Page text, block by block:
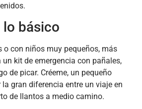
lo básico
o con niños muy pequeños, más
un kit de emergencia con pañales,
de picar. Créeme, un pequeño
gran diferencia entre un viaje en
de llantos a medio camino.